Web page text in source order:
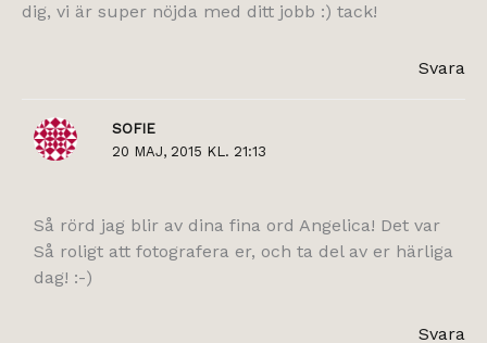
dig, vi är super nöjda med ditt jobb :) tack!
Svara
SOFIE
20 MAJ, 2015 KL. 21:13
Så rörd jag blir av dina fina ord Angelica! Det var
Så roligt att fotografera er, och ta del av er härliga
dag! :-)
Svara